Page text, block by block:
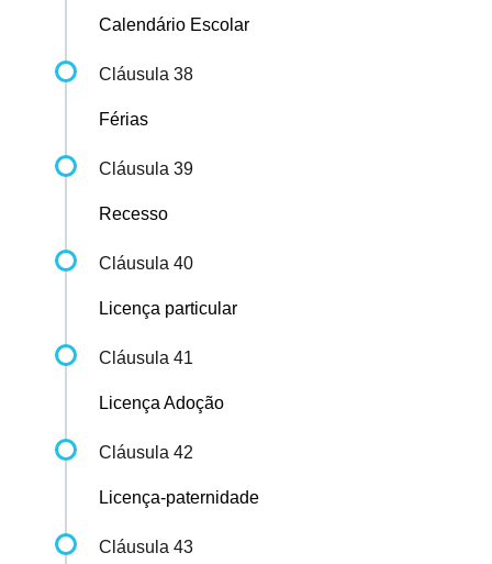
Calendário Escolar
Cláusula 38
Férias
Cláusula 39
Recesso
Cláusula 40
Licença particular
Cláusula 41
Licença Adoção
Cláusula 42
Licença-paternidade
Cláusula 43